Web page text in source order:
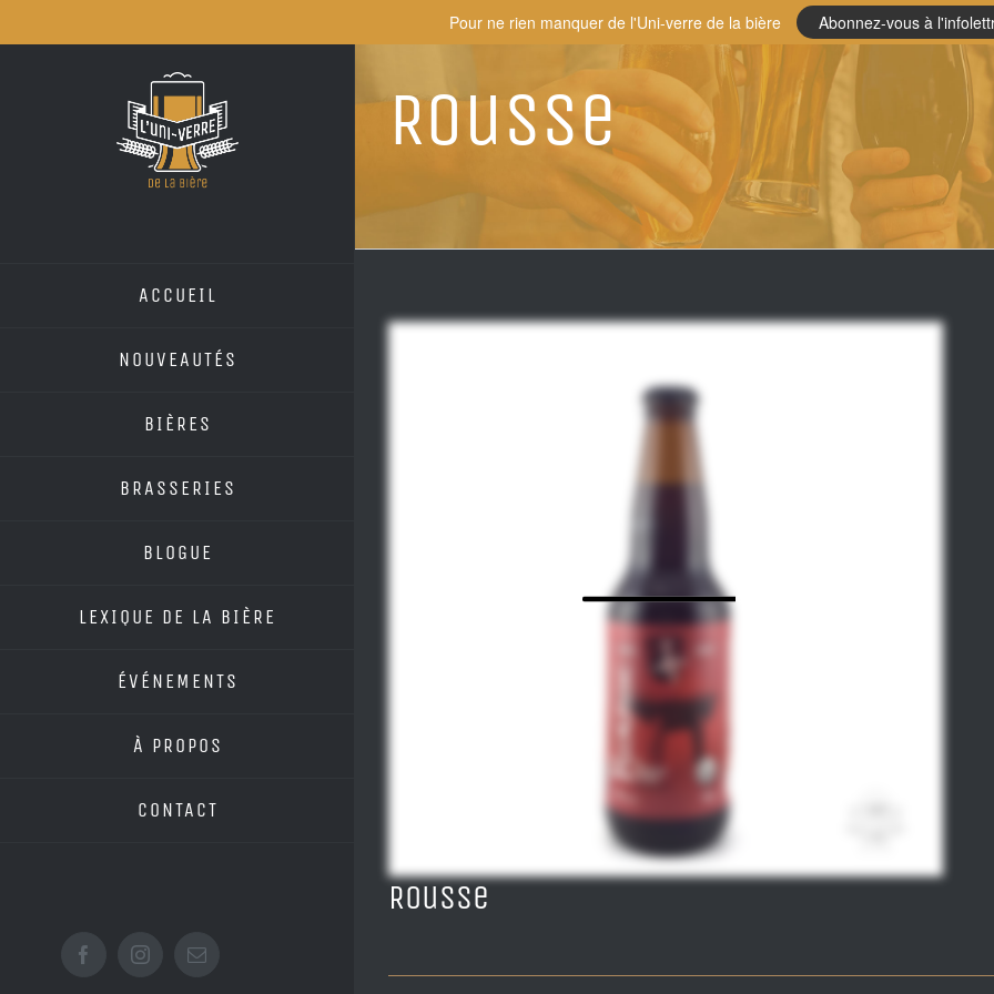
to
ACCUEIL
NOUVEAUTÉS
BIÈRES
BRASSERIES
BLOGUE
LEXIQUE DE LA BIÈRE
ÉVÉNEMENTS
À PROPOS
CONTACT
FacebookInstagramEmail
Rousse
Rousse
Pour ne rien manquer de l'Uni-verre de la bière Abonnez-vous à